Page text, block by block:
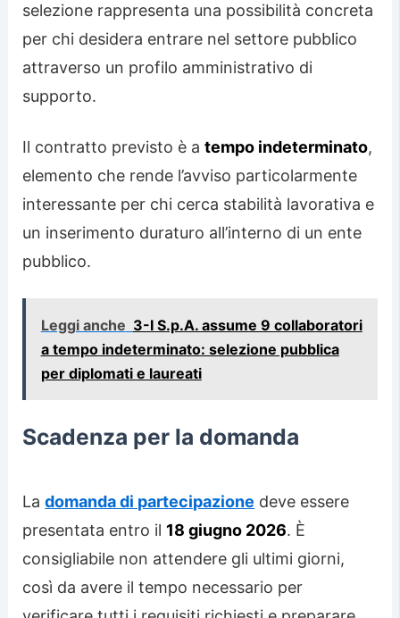
selezione rappresenta una possibilità concreta
per chi desidera entrare nel settore pubblico
attraverso un profilo amministrativo di
supporto.
Il contratto previsto è atempo indeterminato,
elemento che rende l’avviso particolarmente
interessante per chi cerca stabilità lavorativa e
un inserimento duraturo all’interno di un ente
pubblico.
Leggi anche 3-I S.p.A. assume 9 collaboratori
a tempo indeterminato: selezione pubblica
per diplomati e laureati
Scadenza per la domanda
Ladomanda di partecipazione deve essere
presentata entro il 18 giugno 2026. È
consigliabile non attendere gli ultimi giorni,
così da avere il tempo necessario per